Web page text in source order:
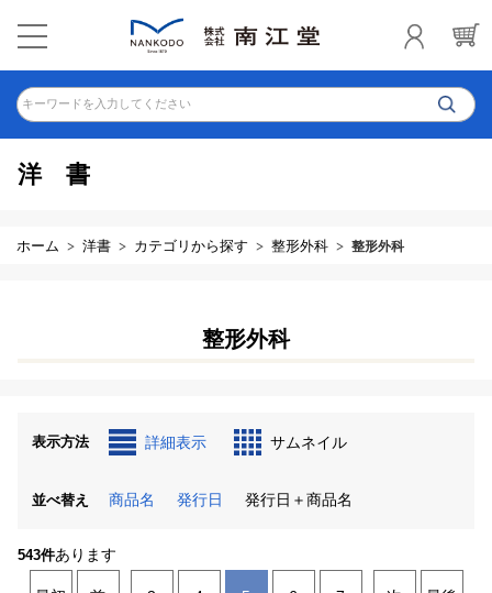
キーワードを入力してください
洋書
ホーム 洋書 カテゴリから探す 整形外科 整形外科
整形外科
表示方法 詳細表示 サムネイル
並べ替え 商品名 発行日 発行日＋商品名
543件あります